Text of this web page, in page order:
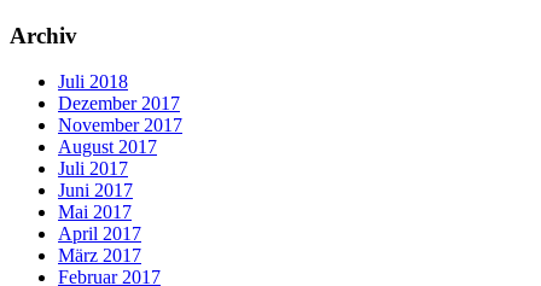
Archiv
Juli 2018
Dezember 2017
November 2017
August 2017
Juli 2017
Juni 2017
Mai 2017
April 2017
März 2017
Februar 2017